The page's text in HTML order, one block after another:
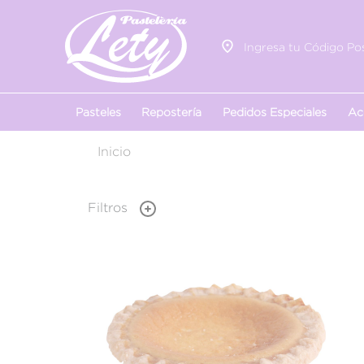
Ingresa tu Código
Pasteles Repostería Pedidos Especiales
Inicio
Filtros